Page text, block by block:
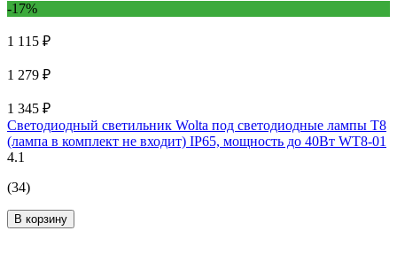
-17%
1 115 ₽
1 279 ₽
1 345 ₽
Светодиодный светильник Wolta под светодиодные лампы T8
(лампа в комплект не входит) IP65, мощность до 40Вт WT8-01
4.1
(34)
В корзину